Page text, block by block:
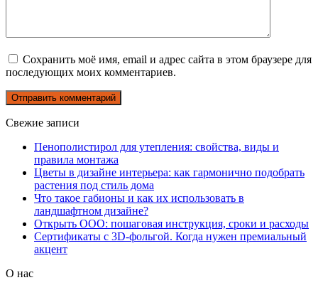
Сохранить моё имя, email и адрес сайта в этом браузере для
последующих моих комментариев.
Свежие записи
Пенополистирол для утепления: свойства, виды и
правила монтажа
Цветы в дизайне интерьера: как гармонично подобрать
растения под стиль дома
Что такое габионы и как их использовать в
ландшафтном дизайне?
Открыть ООО: пошаговая инструкция, сроки и расходы
Сертификаты с 3D-фольгой. Когда нужен премиальный
акцент
О нас